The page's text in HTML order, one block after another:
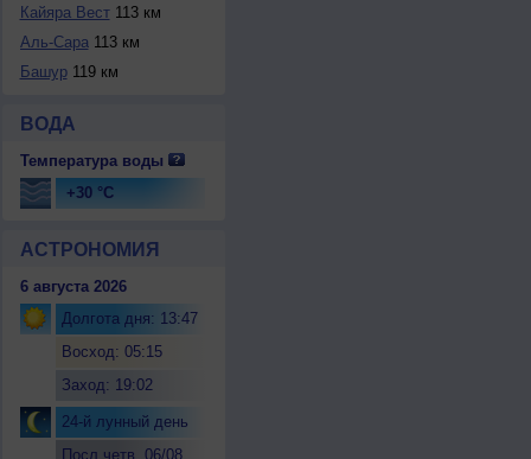
Кайяра Вест113 км
Аль-Сара113 км
Башур119 км
ВОДА
Температура воды
+30 °C
АСТРОНОМИЯ
6 августа 2026
Долгота дня: 13:47
Восход: 05:15
Заход: 19:02
24-й лунный день
Посл.четв. 06/08